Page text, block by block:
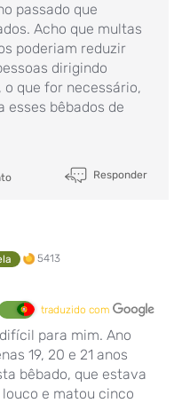
passado que
Acho que multas
poderiam reduzir
dirigindo
o que for necessário,
esses bêbados de
Responder
5413
traduzido com
para mim. Ano
19, 20 e 21 anos
bêbado, que estava
e matou cinco